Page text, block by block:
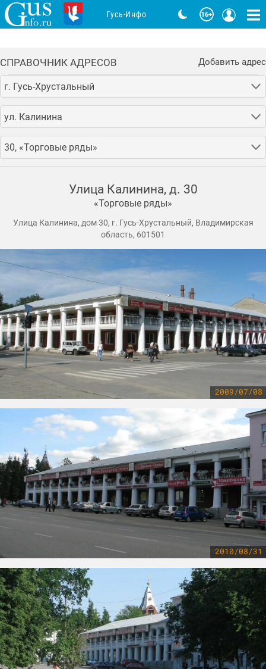
СПРАВОЧНИК АДРЕСОВ Добавить адрес
г. Гусь-Хрустальный
ул. Калинина
30, «Торговые ряды»
Улица Калинина, д. 30
«Торговые ряды»
Улица Калинина, дом 30, г. Гусь-Хрустальный, Владимирская
область, 601501
2009/07/08
2010/08/31
Гусь-Инфо